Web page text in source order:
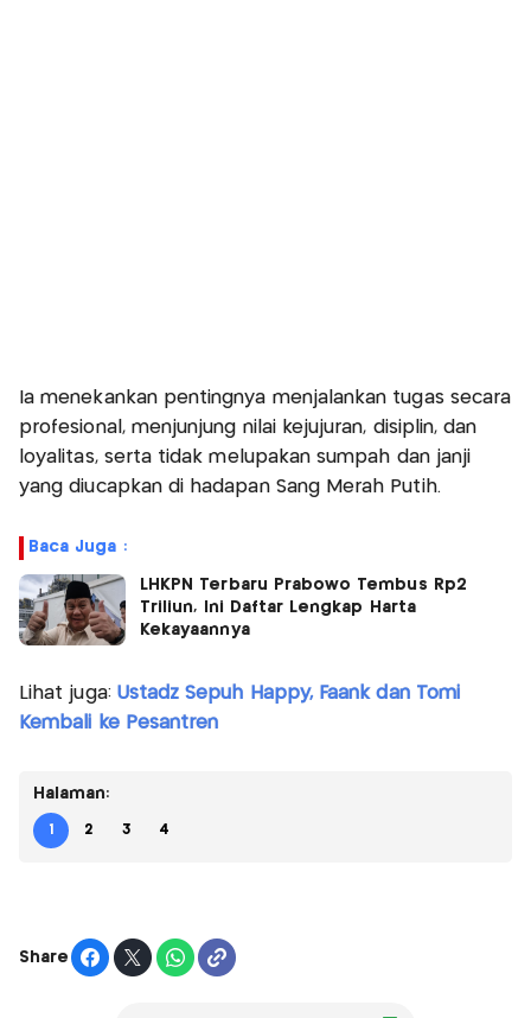
Ia menekankan pentingnya menjalankan tugas secara
profesional, menjunjung nilai kejujuran, disiplin, dan
loyalitas, serta tidak melupakan sumpah dan janji
yang diucapkan di hadapan Sang Merah Putih.
Baca Juga :
LHKPN Terbaru Prabowo Tembus Rp2
Triliun, Ini Daftar Lengkap Harta
Kekayaannya
Lihat juga: Ustadz Sepuh Happy, Faank dan Tomi
Kembali ke Pesantren
Halaman:
1 2 3 4
Share